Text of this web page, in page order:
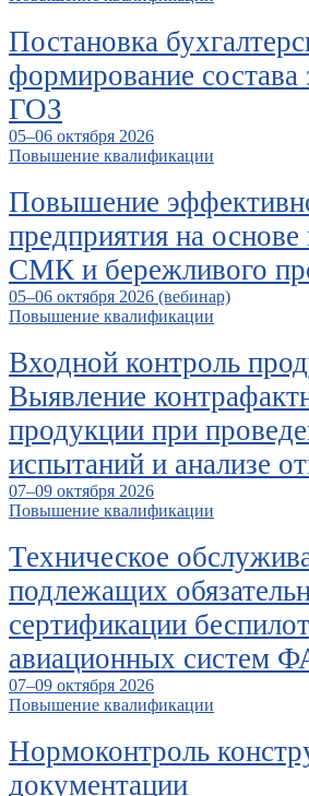
Постановка
формирование состава
ГОЗ
05–06 октября 2026
Повышение квалификации
Повышение
предприятия на основе
СМК и бережливого
05–06 октября 2026 (вебинар)
Повышение квалификации
Входной контроль
Выявление
продукции при
испытаний и анализе
07–09 октября 2026
Повышение квалификации
Техническое
подлежащих
сертификации
авиационных систем
07–09 октября 2026
Повышение квалификации
Нормоконтроль
документации